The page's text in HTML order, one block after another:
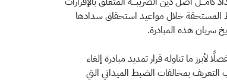
المستحقة خلال مواعيد استحقاق سدادها
سريان هذه المبادرة.
ما تناوله قرار تمديد مبادرة إلغاء
التعريف بمخالفات الضبط الميداني التي